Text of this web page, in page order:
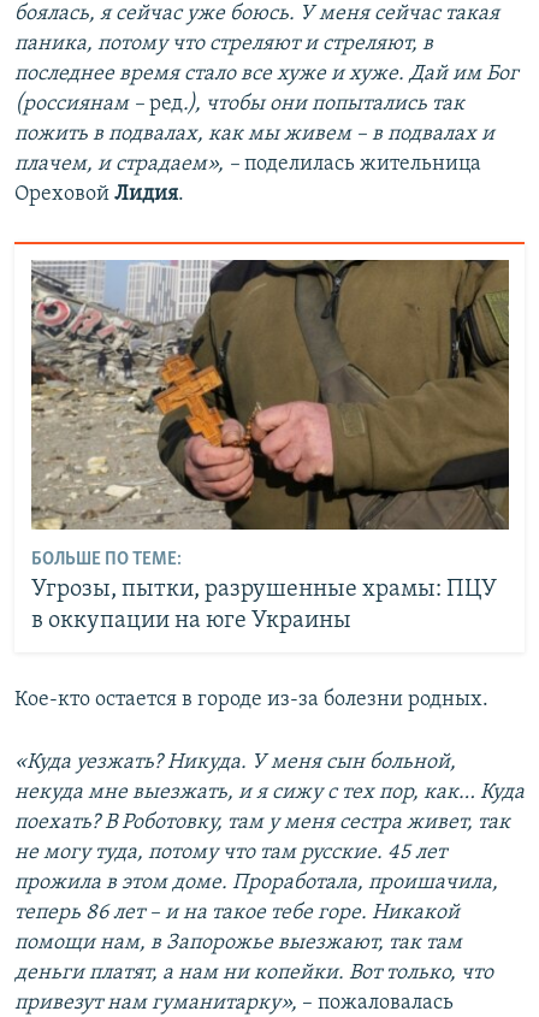
боялась, я сейчас уже боюсь. У меня сейчас такая
паника, потому что стреляют и стреляют, в
последнее время стало все хуже и хуже. Дай им Бог
(россиянам – ред.), чтобы они попытались так
пожить в подвалах, как мы живем – в подвалах и
плачем, и страдаем», – поделилась жительница
Ореховой Лидия.
БОЛЬШЕ ПО ТЕМЕ:
Угрозы, пытки, разрушенные храмы: ПЦУ
в оккупации на юге Украины
Кое-кто остается в городе из-за болезни родных.
«Куда уезжать? Никуда. У меня сын больной,
некуда мне выезжать, и я сижу с тех пор, как… Куда
поехать? В Роботовку, там у меня сестра живет, так
не могу туда, потому что там русские. 45 лет
прожила в этом доме. Проработала, проишачила,
теперь 86 лет – и на такое тебе горе. Никакой
помощи нам, в Запорожье выезжают, так там
деньги платят, а нам ни копейки. Вот только, что
привезут нам гуманитарку», – пожаловалась